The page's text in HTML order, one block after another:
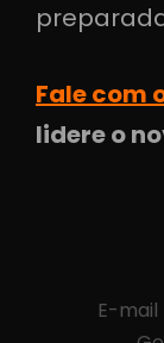
Fale com
lidere o
E-